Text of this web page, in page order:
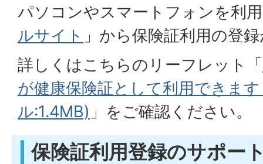
パソコンやスマートフォンを利
ルサイト 」から保険証利用の登
詳しくはこちらのリーフレット「
が健康保険証として利用できま
ル:1.4MB) 」をご確認ください。
保険証利用登録のサポー